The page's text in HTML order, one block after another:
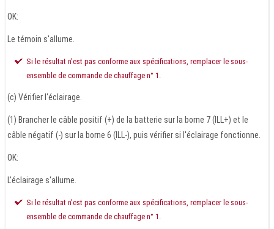
OK:
Le témoin s'allume.
Si le résultat n'est pas conforme aux spécifications, remplacer le sous-
ensemble de commande de chauffage n° 1.
(c) Vérifier l'éclairage.
(1) Brancher le câble positif (+) de la batterie sur la borne 7 (ILL+) et le
câble négatif (-) sur la borne 6 (ILL-), puis vérifier si l'éclairage fonctionne.
OK:
L'éclairage s'allume.
Si le résultat n'est pas conforme aux spécifications, remplacer le sous-
ensemble de commande de chauffage n° 1.